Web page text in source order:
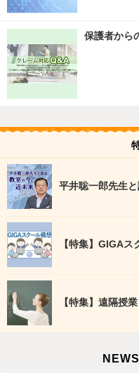
保護者から
平井聡一郎先生
【特集】GIGAス
【特集】遠隔授業